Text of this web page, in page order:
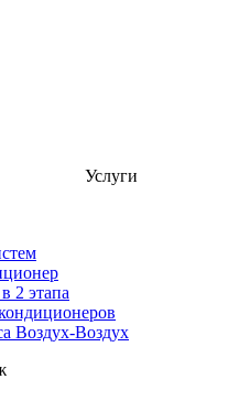
Услуги
2 этапа
Воздух-Воздух